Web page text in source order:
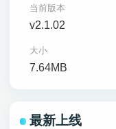
当前版本
v2.1.02
大小
7.64MB
最新上线